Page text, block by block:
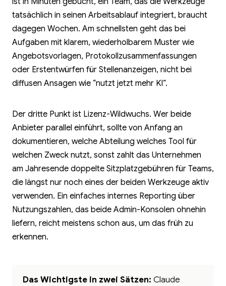
tatsächlich in seinen Arbeitsablauf integriert, braucht
dagegen Wochen. Am schnellsten geht das bei
Aufgaben mit klarem, wiederholbarem Muster wie
Angebotsvorlagen, Protokollzusammenfassungen
oder Erstentwürfen für Stellenanzeigen, nicht bei
diffusen Ansagen wie “nutzt jetzt mehr KI”.
Der dritte Punkt ist Lizenz-Wildwuchs. Wer beide
Anbieter parallel einführt, sollte von Anfang an
dokumentieren, welche Abteilung welches Tool für
welchen Zweck nutzt, sonst zahlt das Unternehmen
am Jahresende doppelte Sitzplatzgebühren für Teams,
die längst nur noch eines der beiden Werkzeuge aktiv
verwenden. Ein einfaches internes Reporting über
Nutzungszahlen, das beide Admin-Konsolen ohnehin
liefern, reicht meistens schon aus, um das früh zu
erkennen.
Das Wichtigste in zwei Sätzen: Claude